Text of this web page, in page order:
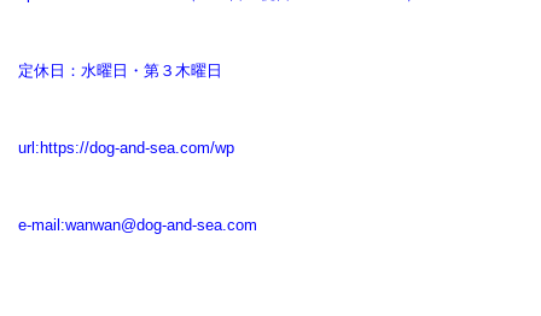
定休日：水曜日・第３木曜日
url: https://dog-and-sea.com/wp
e-mail:wanwan@dog-and-sea.com